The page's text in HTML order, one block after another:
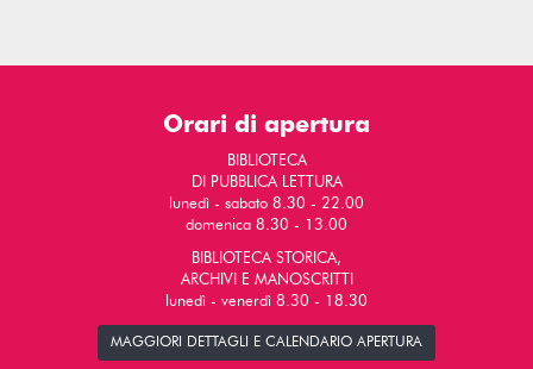
Orari di apertura
BIBLIOTECA
DI PUBBLICA LETTURA
lunedì - sabato 8.30 - 22.00
domenica 8.30 - 13.00
BIBLIOTECA STORICA,
ARCHIVI E MANOSCRITTI
lunedì - venerdì 8.30 - 18.30
MAGGIORI DETTAGLI E CALENDARIO APERTURA